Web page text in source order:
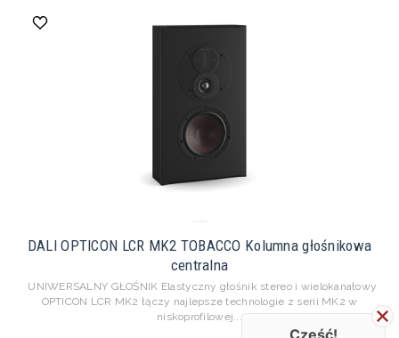
DALI OPTICON LCR MK2 TOBACCO Kolumna głośnikowa
centralna
UNIWERSALNY GŁOŚNIK Elastyczny głośnik stereo i wielokanałowy
OPTICON LCR MK2 łączy najlepsze technologie z serii MK2 w
niskoprofilowej...